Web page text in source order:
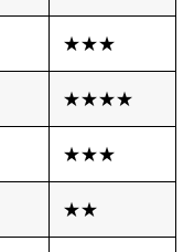
★★★
★★★★
★★★
★★